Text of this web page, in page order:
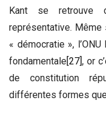
Kant se retrouve
représentative.
« démocratie »,
fondamentale [27] , or
de constitution
différentes formes